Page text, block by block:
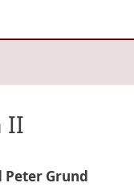
II
Peter Grund